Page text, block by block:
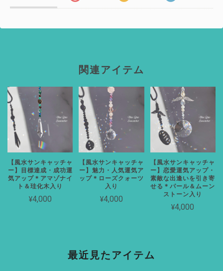
関連アイテム
【風水サンキャッチャ
ー】目標達成・成功運
気アップ＊アマゾナイ
ト＆珪化木入り
¥4,000
【風水サンキャッチャ
ー】魅力・人気運気ア
ップ＊ローズクォーツ
入り
¥4,000
【風水サンキャッチャ
ー】恋愛運気アップ・
素敵な出逢いを引き寄
せる＊パール＆ムーン
ストーン入り
¥4,000
最近見たアイテム